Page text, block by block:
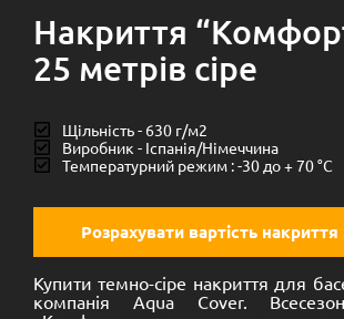
Накриття
25 метрів сіре
Щільність - 630 г/м2
Виробник - Іспанія/Німеччина
Температурний режим : -30 до + 70 °C
Розрахувати вартість
Купити темно-сіре накриття для
компанія Aqua Cover.